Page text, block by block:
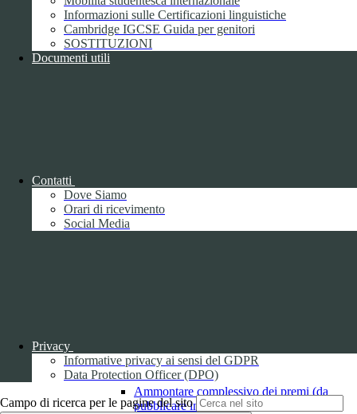
Informazioni sulle Certificazioni linguistiche
Cambridge IGCSE Guida per genitori
SOSTITUZIONI
Documenti utili
Contatti
Dove Siamo
Orari di ricevimento
Social Media
Privacy
Informative privacy ai sensi del GDPR
Data Protection Officer (DPO)
Campo di ricerca per le pagine del sito
Ammontare complessivo dei premi (da
pubblicare in tabelle) 1